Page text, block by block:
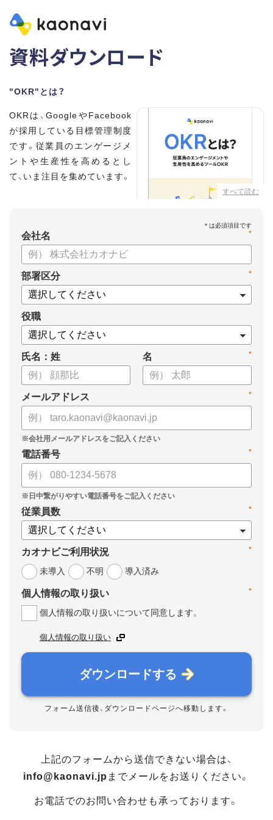
資料ダウンロード
"OKR"とは？
すべて読む
OKRは、GoogleやFacebook
が採用している目標管理制度
です。従業員のエンゲージメ
ントや生産性を高めるとし
て、いま注目を集めています。
・OKRと従来の目標管理制度
との違い
・OKRを導入、運用するにはどうすればいいのか
・OKRの運用を助けるツール
についてまとめましたので、ぜひお役立てください。
*
会社名
*
部署区分
役職
氏名：姓 *
名
*
メールアドレス
*
電話番号
*
従業員数
*
カオナビご利用状況
未導入
不明 導入済み
*
個人情報の取り扱い
個人情報の取り扱いについて同意します。
個人情報の取り扱い
ダウンロードする
フォーム送信後、ダウンロードページへ移動します。
上記のフォームから送信できない場合は、
info@kaonavi.jp までメールをお送りください。
お電話でのお問い合わせも承っております。